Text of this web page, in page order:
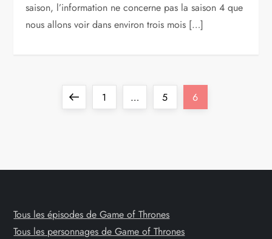
saison, l’information ne concerne pas la saison 4 que
nous allons voir dans environ trois mois […]
n
PreviousPage
1 … Page
5 Page
6
Tous les épisodes de Game of Thrones
Tous les personnages de Game of Thrones